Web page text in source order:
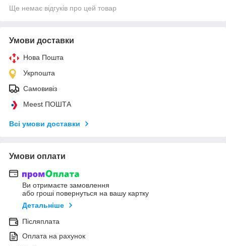
Ще немає відгуків про цей товар
Умови доставки
Нова Пошта
Укрпошта
Самовивіз
Meest ПОШТА
Всі умови доставки
Умови оплати
Ви отримаєте замовлення
або гроші повернуться на вашу картку
Детальніше
Післяплата
Оплата на рахунок